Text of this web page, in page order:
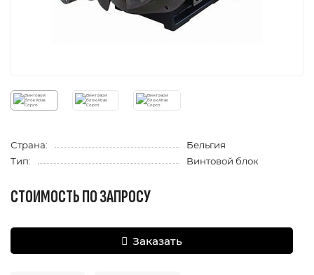
Страна:
Бельгия
Тип:
Винтовой блок
СТОИМОСТЬ ПО ЗАПРОСУ
Заказать